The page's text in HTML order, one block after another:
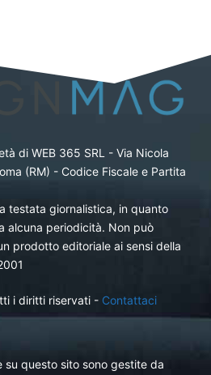
di WEB 365 SRL - Via Nicola
(RM) - Codice Fiscale e Partita
testata giornalistica, in quanto
alcuna periodicità. Non può
prodotto editoriale ai sensi della
i diritti riservati - Contattaci
questo sito sono gestite da